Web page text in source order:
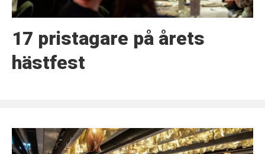
17 pristagare på årets
hästfest